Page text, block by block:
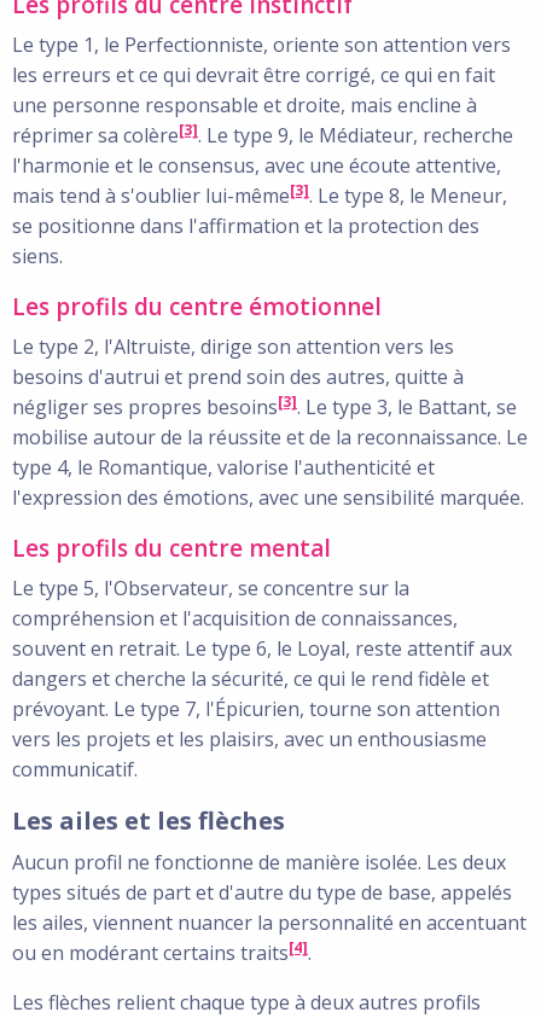
Le type 1, le Perfectionniste, oriente son attention vers
les erreurs et ce qui devrait être corrigé, ce qui en fait
une personne responsable et droite, mais encline à
réprimer sa colère[3]. Le type 9, le Médiateur, recherche
l'harmonie et le consensus, avec une écoute attentive,
mais tend à s'oublier lui-même[3]. Le type 8, le Meneur,
se positionne dans l'affirmation et la protection des
siens.
Les profils du centre émotionnel
Le type 2, l'Altruiste, dirige son attention vers les
besoins d'autrui et prend soin des autres, quitte à
négliger ses propres besoins[3]. Le type 3, le Battant, se
mobilise autour de la réussite et de la reconnaissance. Le
type 4, le Romantique, valorise l'authenticité et
l'expression des émotions, avec une sensibilité marquée.
Les profils du centre mental
Le type 5, l'Observateur, se concentre sur la
compréhension et l'acquisition de connaissances,
souvent en retrait. Le type 6, le Loyal, reste attentif aux
dangers et cherche la sécurité, ce qui le rend fidèle et
prévoyant. Le type 7, l'Épicurien, tourne son attention
vers les projets et les plaisirs, avec un enthousiasme
communicatif.
Les ailes et les flèches
Aucun profil ne fonctionne de manière isolée. Les deux
types situés de part et d'autre du type de base, appelés
les ailes, viennent nuancer la personnalité en accentuant
ou en modérant certains traits[4].
Les flèches relient chaque type à deux autres profils